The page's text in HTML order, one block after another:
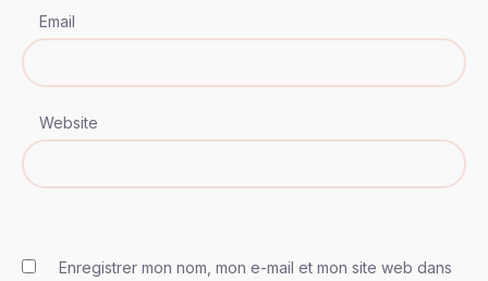
Email
Website
Enregistrer mon nom, mon e-mail et mon site web dans